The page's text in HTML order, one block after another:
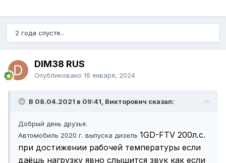
2 года спустя...
DIM38 RUS
Опубликовано 16 января, 2024
В 08.04.2021 в 09:41, Викторович сказал:
Добрый день друзья.
Автомобиль 2020 г. выпуска дизель 1GD-FTV 200л.с.
при достижении рабочей температуры если
даёшь нагрузку явно слышится звук как если